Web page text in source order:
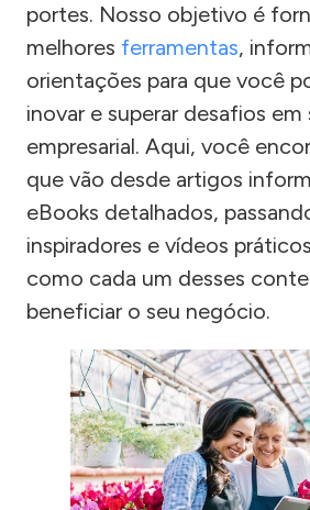
portes. Nosso objetivo é
melhores ferramentas,
orientações para que você
inovar e superar desafios em
empresarial. Aqui, você
que vão desde artigos
eBooks detalhados,
inspiradores e vídeos
como cada um desses
beneficiar o seu negócio.